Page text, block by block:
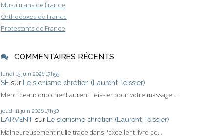
Musulmans de France
Orthodoxes de France
Protestants de France
COMMENTAIRES RÉCENTS
lundi 15 juin 2026 17h55
SF sur Le sionisme chrétien (Laurent Teissier)
Merci beaucoup cher Laurent Teissier pour votre message....
jeudi 11 juin 2026 17h30
LARVENT sur Le sionisme chrétien (Laurent Teissier)
Malheureusement nulle trace dans l'excellent livre de...